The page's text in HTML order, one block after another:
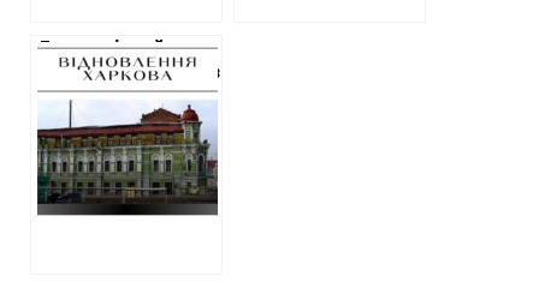
Економічний
університет уклав
угоду з
обстеження
стану “зеленого
будинку” на
Полтавському